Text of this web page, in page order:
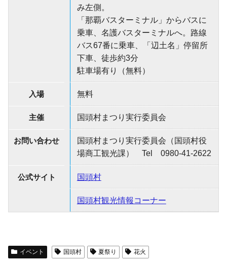
み左側。
「那覇バスターミナル」からバスに
乗車、名護バスターミナルへ。路線
バス67番に乗車、「辺土名」停留所
下車、徒歩約3分
駐車場有り（無料）
入場 無料
主催 国頭村まつり実行委員会
お問い合わせ
国頭村まつり実行委員会（国頭村役
場商工観光課） Tel 0980-41-2622
公式サイト 国頭村
国頭村観光情報コーナー
イベント 国頭村 夏祭り 花火